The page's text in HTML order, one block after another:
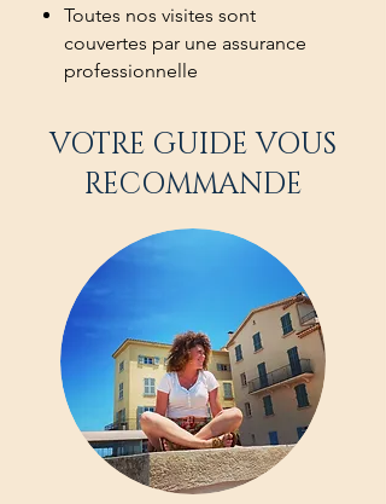
Toutes nos visites sont
couvertes par une assurance
professionnelle
VOTRE GUIDE VOUS
RECOMMANDE